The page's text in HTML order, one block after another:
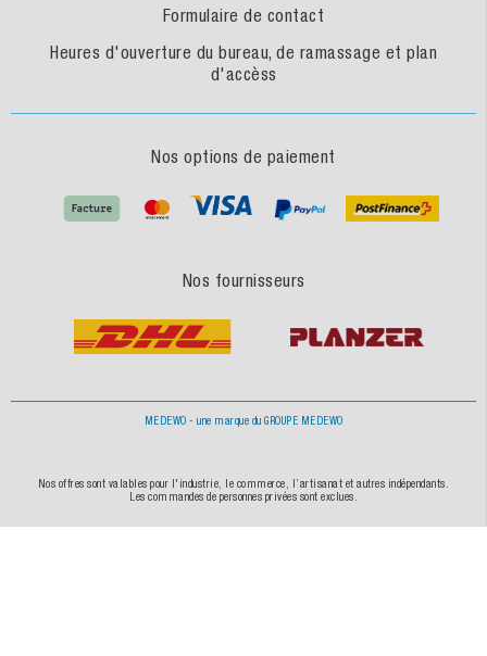
Formulaire de contact
Heures d'ouverture du bureau, de ramassage et plan
d'accèss
Nos options de paiement
Nos fournisseurs
MEDEWO - une marque du GROUPE MEDEWO
Nos offres sont valables pour l'industrie, le commerce, l’artisanat et autres indépendants.
Les commandes de personnes privées sont exclues.